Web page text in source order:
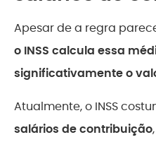
Apesar de a regra
o INSS calcula essa
significativamente o
Atualmente, o INSS
salários de contribuição